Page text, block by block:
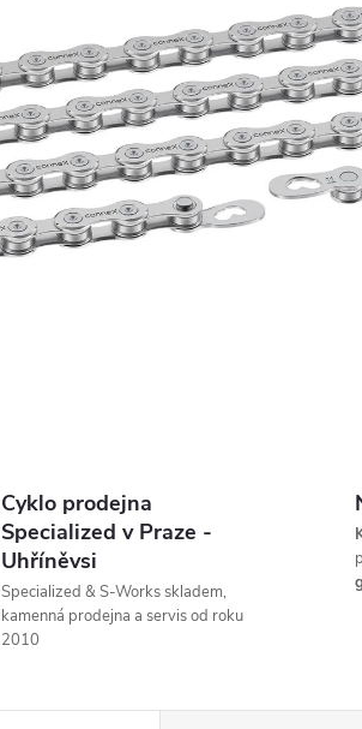
Cyklo prodejna
Specialized v Praze -
Uhříněvsi
Specialized & S-Works skladem,
kamenná prodejna a servis od roku
2010